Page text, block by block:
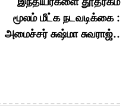
மூலம் மீட்க நடவடிக்கை :
அமைச்சர் சுஷ்மா சுவராஜ்..